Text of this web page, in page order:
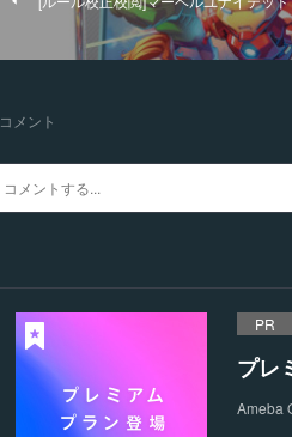
コメント
PR
プレ
Ameba